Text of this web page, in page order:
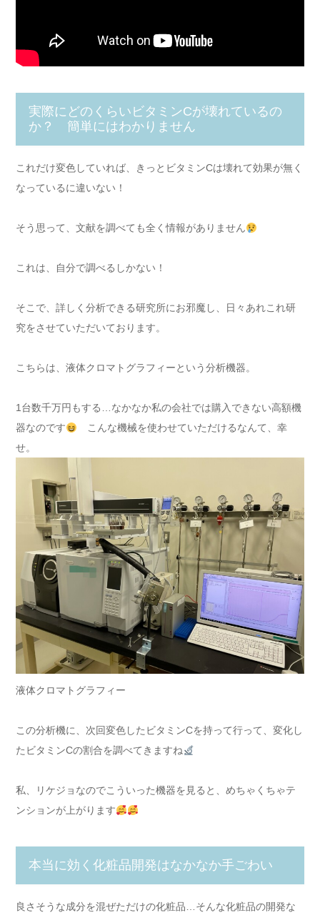
実際にどのくらいビタミンCが壊れているの
か？ 簡単にはわかりません
これだけ変色していれば、きっとビタミンCは壊れて効果が無く
なっているに違いない！
そう思って、文献を調べても全く情報がありません
これは、自分で調べるしかない！
そこで、詳しく分析できる研究所にお邪魔し、日々あれこれ研
究をさせていただいております。
こちらは、液体クロマトグラフィーという分析機器。
1台数千万円もする…なかなか私の会社では購入できない高額機
器なのです
こんな機械を使わせていただけるなんて、幸
せ。
液体クロマトグラフィー
この分析機に、次回変色したビタミンCを持って行って、変化し
たビタミンCの割合を調べてきますね
私、リケジョなのでこういった機器を見ると、めちゃくちゃテ
ンションが上がります
本当に効く化粧品開発はなかなか手ごわい
良さそうな成分を混ぜただけの化粧品…そんな化粧品の開発な